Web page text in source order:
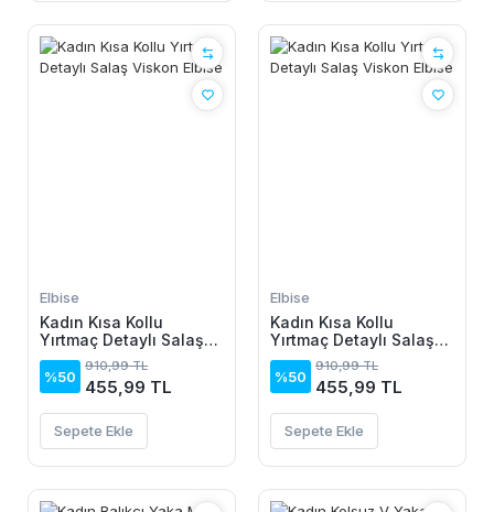
Elbise
Kadın Kısa Kollu
Yırtmaç Detaylı Salaş
Viskon Elbise
%50
910,99 TL
455,99 TL
Sepete Ekle
Elbise
Kadın Kısa Kollu
Yırtmaç Detaylı Salaş
Viskon Elbise
%50
910,99 TL
455,99 TL
Sepete Ekle